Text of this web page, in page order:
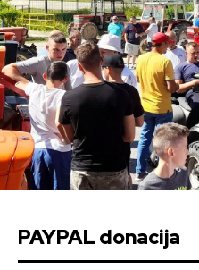
PAYPAL donacija